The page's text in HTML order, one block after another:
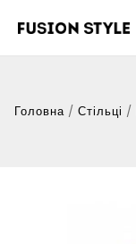
Головна/ Стільці /